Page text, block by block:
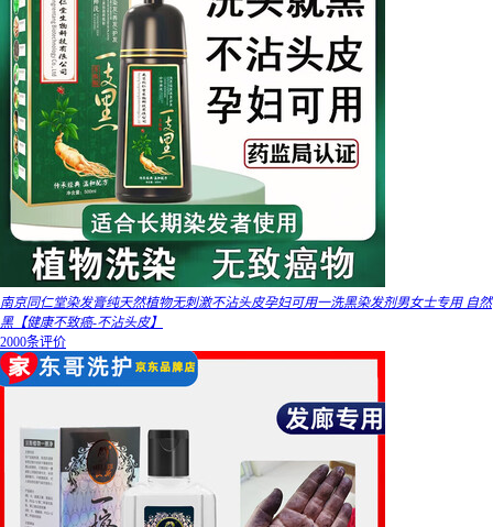
南京同仁堂染发膏纯天然植物无刺激不沾头皮孕妇可用一洗黑染发剂男女士专用 自然
黑【健康不致癌-不沾头皮】
2000条评价